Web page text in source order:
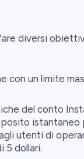
diversi
con un limite
del conto
istantaneo
utenti di
5 dollari.